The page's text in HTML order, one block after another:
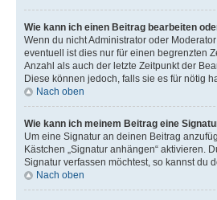
Wie kann ich einen Beitrag bearbeiten
Wenn du nicht Administrator oder
eventuell ist dies nur für einen begrenzten
Anzahl als auch der letzte Zeitpunkt der
Diese können jedoch, falls sie es für nötig
Nach oben
Wie kann ich meinem Beitrag eine
Um eine Signatur an deinen Beitrag
Kästchen „Signatur anhängen“ aktivieren.
Signatur verfassen möchtest, so kannst du
Nach oben